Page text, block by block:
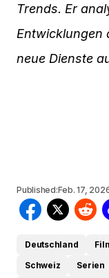
Trends. Er
Entwicklungen
neue Dienste
Published:Feb. 17,
Deutschland
Schweiz
Serien